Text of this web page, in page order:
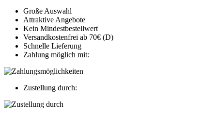
Große Auswahl
Attraktive Angebote
Kein Mindestbestellwert
Versandkostenfrei ab 70€ (D)
Schnelle Lieferung
Zahlung möglich mit:
Zustellung durch: